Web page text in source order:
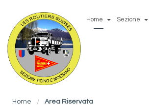
Home Sezione
Home Area Riservata